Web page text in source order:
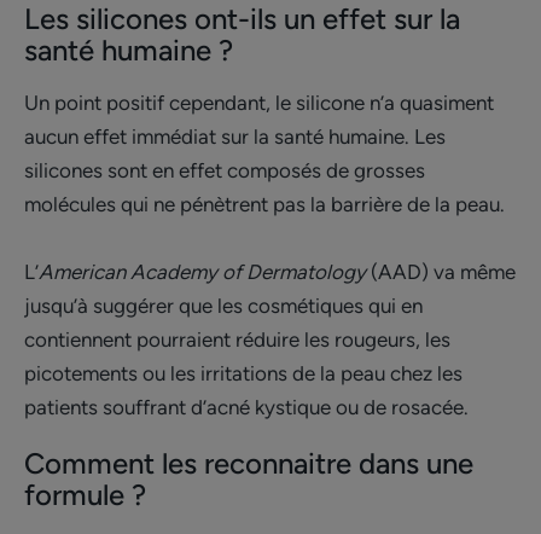
Les silicones ont-ils un effet sur la
santé humaine ?
Un point positif cependant, le silicone n’a quasiment
aucun effet immédiat sur la santé humaine. Les
silicones sont en effet composés de grosses
molécules qui ne pénètrent pas la barrière de la peau.
L’American Academy of Dermatology(AAD) va même
jusqu’à suggérer que les cosmétiques qui en
contiennent pourraient réduire les rougeurs, les
picotements ou les irritations de la peau chez les
patients souffrant d’acné kystique ou de rosacée.
Comment les reconnaitre dans une
formule ?